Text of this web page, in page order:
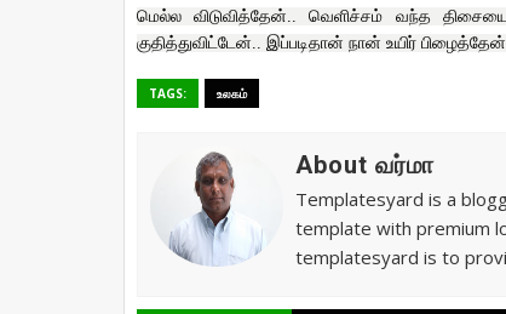
மெல்ல விடுவித்தேன்.. வெளிச்சம் வந்த
குதித்துவிட்டேன்.. இப்படிதான் நான் உயிர்
TAGS: உலகம்
About வர்மா
Templatesyard is a
template with premium
templatesyard is to